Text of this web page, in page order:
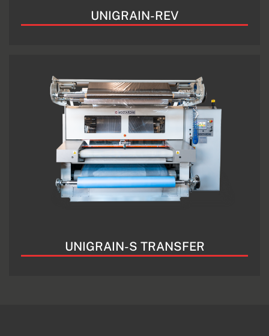
UNIGRAIN-REV
UNIGRAIN-S TRANSFER